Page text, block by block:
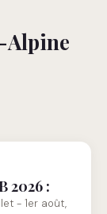
Alpine
2026 :
- 1er août,